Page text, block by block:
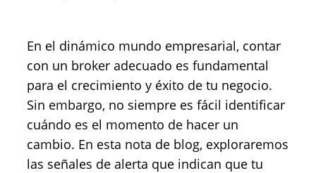
En el dinámico mundo empresarial, contar
con un broker adecuado es fundamental
para el crecimiento y éxito de tu negocio.
Sin embargo, no siempre es fácil identificar
cuándo es el momento de hacer un
cambio. En esta nota de blog, exploraremos
las señales de alerta que indican que tu